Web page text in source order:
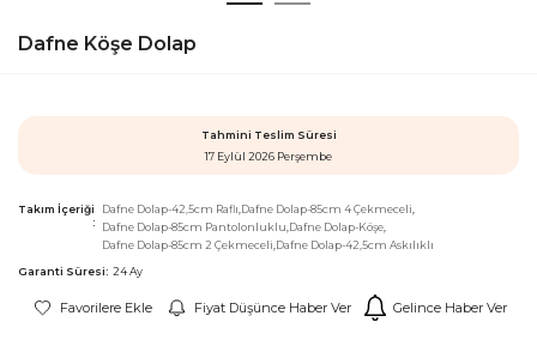
Dafne Köşe Dolap
Tahmini Teslim Süresi
17 Eylül 2026 Perşembe
Takım İçeriği Dafne Dolap-42,5cm Raflı Dafne Dolap-85cm 4 Çekmeceli
Dafne Dolap-85cm Pantolonluklu Dafne Dolap-Köşe
Dafne Dolap-85cm 2 Çekmeceli Dafne Dolap-42,5cm Askılıklı
Garanti Süresi: 24 Ay
Favorilere Ekle Fiyat Düşünce Haber Ver Gelince Haber Ver